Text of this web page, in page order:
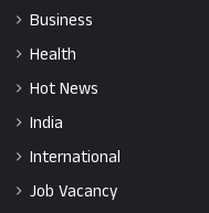
Business
Health
Hot News
India
International
Job Vacancy